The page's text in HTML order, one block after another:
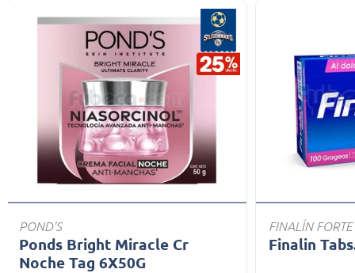
POND'S
Ponds Bright Miracle Cr
Noche Tag 6X50G
FINALÍN FORTE
Finalin